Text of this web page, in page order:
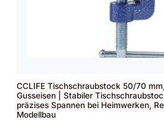
CCLIFE Tischschraubstock 50/70
Gusseisen | Stabiler
präzises Spannen bei Heimwerken,
Modellbau